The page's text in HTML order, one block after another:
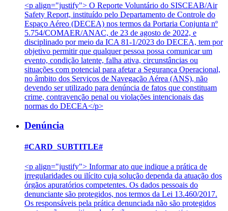
<p align="justify"> O Reporte Voluntário do SISCEAB/Air
Safety Report, instituído pelo Departamento de Controle do
Espaço Aéreo (DECEA) nos termos da Portaria Conjunta nº
5.754/COMAER/ANAC, de 23 de agosto de 2022, e
disciplinado por meio da ICA 81-1/2023 do DECEA, tem por
objetivo permitir que qualquer pessoa possa comunicar um
evento, condição latente, falha ativa, circunstâncias ou
situações com potencial para afetar a Segurança Operacional,
no âmbito dos Serviços de Navegação Aérea (ANS), não
devendo ser utilizado para denúncia de fatos que constituam
crime, contravenção penal ou violações intencionais das
normas do DECEA</p>
Denúncia
#CARD_SUBTITLE#
<p align="justify"> Informar ato que indique a prática de
irregularidades ou ilícito cuja solução dependa da atuação dos
órgãos apuratórios competentes. Os dados pessoais do
denunciante são protegidos, nos termos da Lei 13.460/2017.
Os responsáveis pela prática denunciada não são protegidos